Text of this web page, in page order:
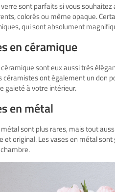
verre sont parfaits si vous
colorés ou même opaque.
qui sont absolument
en céramique
céramique sont eux aussi très
céramistes ont également un don
gaieté à votre intérieur.
en métal
sont plus rares, mais tout
et original. Les vases en métal